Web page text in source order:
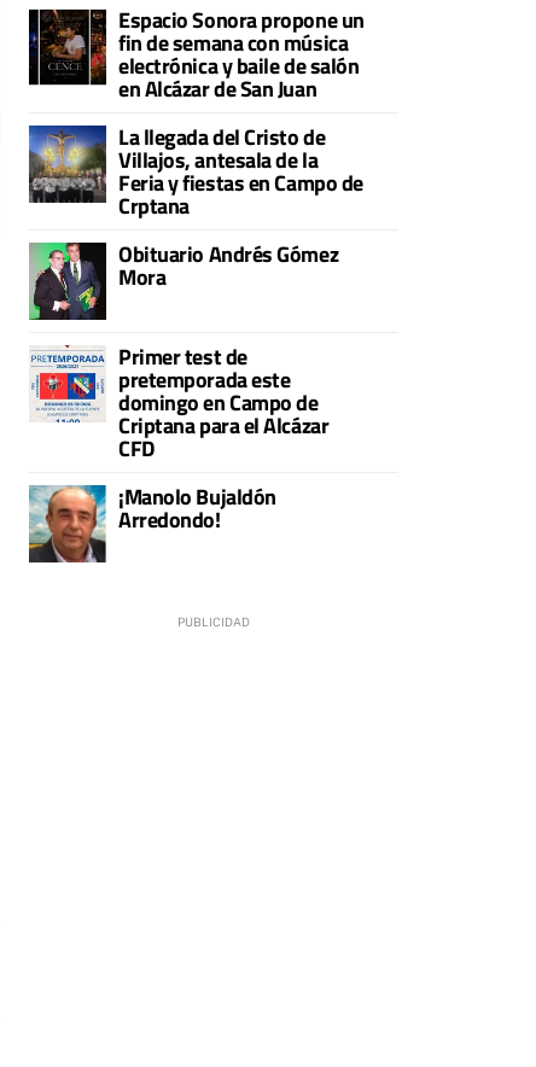
Espacio Sonora propone un
fin de semana con música
electrónica y baile de salón
en Alcázar de San Juan
La llegada del Cristo de
Villajos, antesala de la
Feria y fiestas en Campo de
Crptana
Obituario Andrés Gómez
Mora
Primer test de
pretemporada este
domingo en Campo de
Criptana para el Alcázar
CFD
¡Manolo Bujaldón
Arredondo!